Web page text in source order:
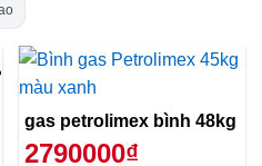
gas petrolimex bình 48kg
2790000₫